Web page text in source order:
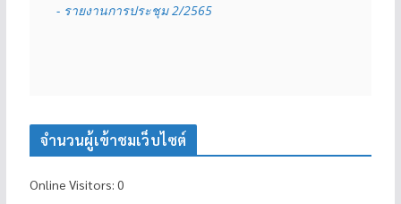
- รายงานการประชุม 2/2565
จำนวนผู้เข้าชมเว็บไซต์
Online Visitors: 0